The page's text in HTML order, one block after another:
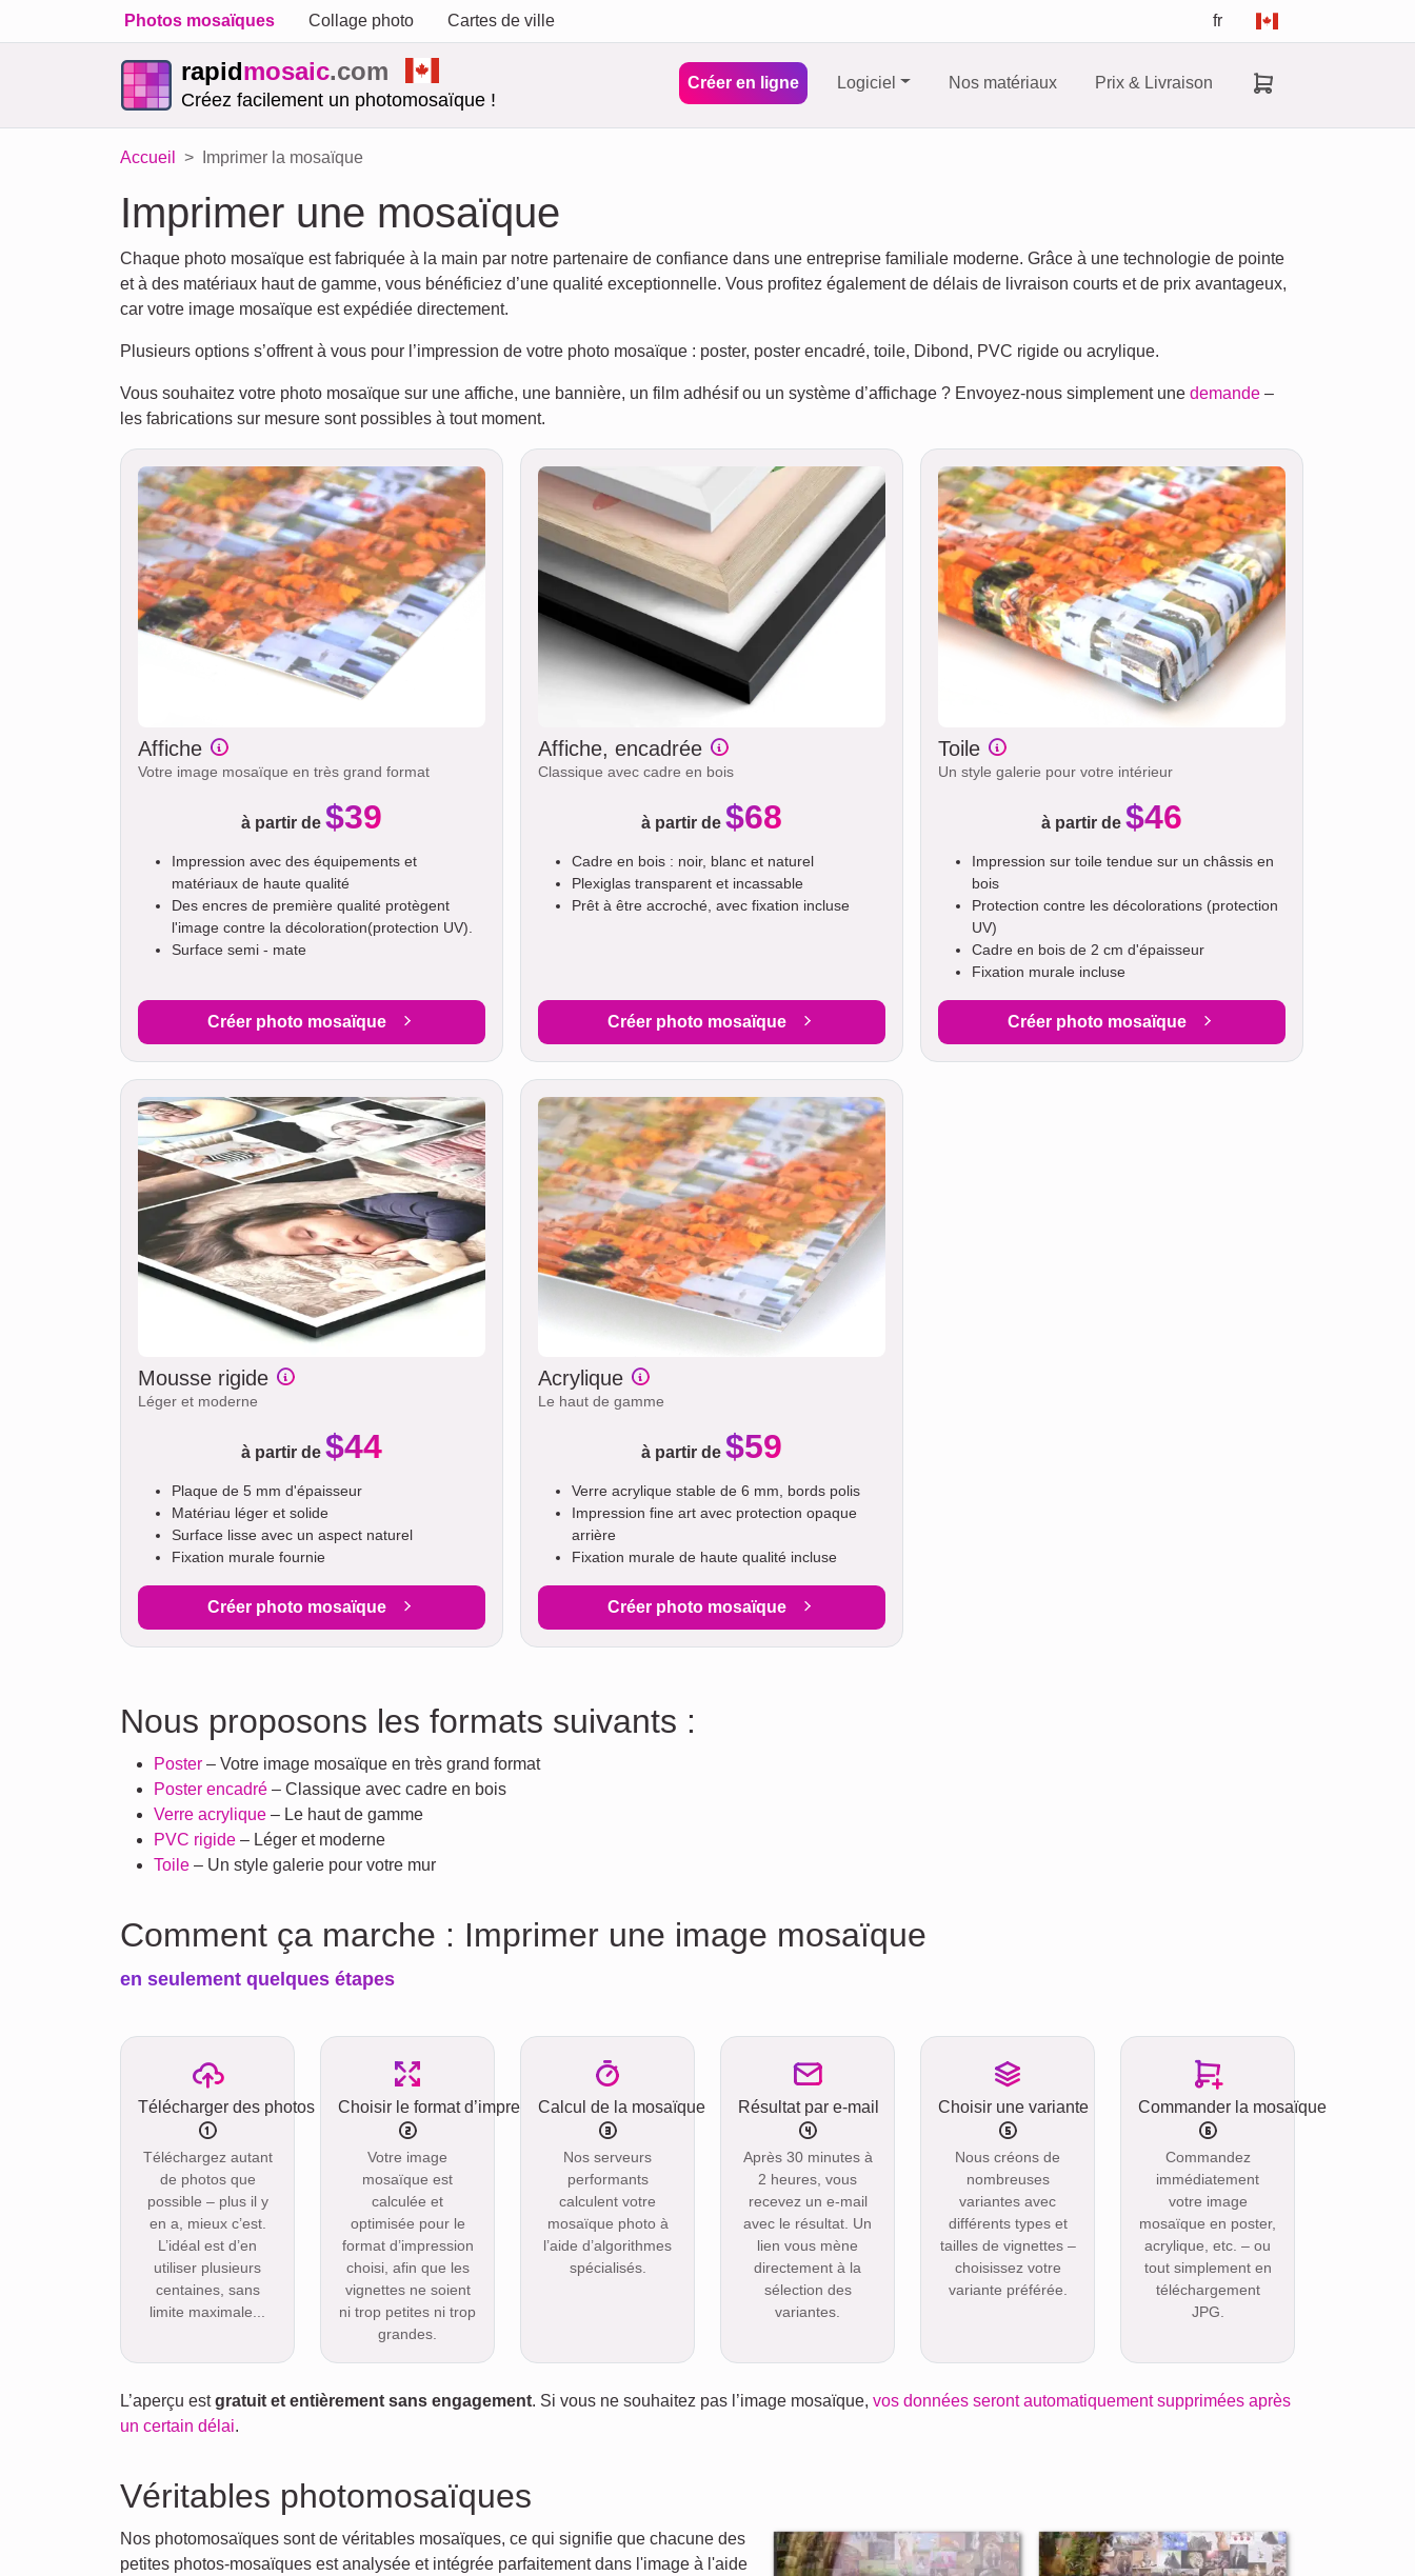
Photos mosaïques Collage photo Cartes de ville fr
rapidmosaic.com
Créez facilement un photomosaïque !
Créer en ligne Logiciel Nos matériaux Prix & Livraison
Accueil Imprimer la mosaïque
Imprimer une mosaïque
Chaque photo mosaïque est fabriquée à la main par notre partenaire de confiance dans une entreprise familiale moderne. Grâce à une technologie de pointe
et à des matériaux haut de gamme, vous bénéficiez d’une qualité exceptionnelle. Vous profitez également de délais de livraison courts et de prix avantageux,
car votre image mosaïque est expédiée directement.
Plusieurs options s’offrent à vous pour l’impression de votre photo mosaïque : poster, poster encadré, toile, Dibond, PVC rigide ou acrylique.
Vous souhaitez votre photo mosaïque sur une affiche, une bannière, un film adhésif ou un système d’affichage ? Envoyez-nous simplement une demande –
les fabrications sur mesure sont possibles à tout moment.
Affiche
Votre image mosaïque en très grand format
à partir de $39
Impression avec des équipements et
matériaux de haute qualité
Des encres de première qualité protègent
l'image contre la décoloration(protection UV).
Surface semi - mate
Créer photo mosaïque
Affiche, encadrée
Classique avec cadre en bois
à partir de $68
Cadre en bois : noir, blanc et naturel
Plexiglas transparent et incassable
Prêt à être accroché, avec fixation incluse
Créer photo mosaïque
Toile
Un style galerie pour votre intérieur
à partir de $46
Impression sur toile tendue sur un châssis en
bois
Protection contre les décolorations (protection
UV)
Cadre en bois de 2 cm d'épaisseur
Fixation murale incluse
Créer photo mosaïque
Mousse rigide
Léger et moderne
à partir de $44
Plaque de 5 mm d'épaisseur
Matériau léger et solide
Surface lisse avec un aspect naturel
Fixation murale fournie
Créer photo mosaïque
Acrylique
Le haut de gamme
à partir de $59
Verre acrylique stable de 6 mm, bords polis
Impression fine art avec protection opaque
arrière
Fixation murale de haute qualité incluse
Créer photo mosaïque
Nous proposons les formats suivants :
Poster – Votre image mosaïque en très grand format
Poster encadré – Classique avec cadre en bois
Verre acrylique – Le haut de gamme
PVC rigide – Léger et moderne
Toile – Un style galerie pour votre mur
Comment ça marche : Imprimer une image mosaïque
en seulement quelques étapes
Télécharger des photos
Téléchargez autant
de photos que
possible – plus il y
en a, mieux c’est.
L’idéal est d’en
utiliser plusieurs
centaines, sans
limite maximale...
Choisir le format d’impression
Votre image
mosaïque est
calculée et
optimisée pour le
format d’impression
choisi, afin que les
vignettes ne soient
ni trop petites ni trop
grandes.
Calcul de la mosaïque
Nos serveurs
performants
calculent votre
mosaïque photo à
l’aide d’algorithmes
spécialisés.
Résultat par e-mail
Après 30 minutes à
2 heures, vous
recevez un e-mail
avec le résultat. Un
lien vous mène
directement à la
sélection des
variantes.
Choisir une variante
Nous créons de
nombreuses
variantes avec
différents types et
tailles de vignettes –
choisissez votre
variante préférée.
Commander la mosaïque
Commandez
immédiatement
votre image
mosaïque en poster,
acrylique, etc. – ou
tout simplement en
téléchargement
JPG.
L’aperçu estgratuit et entièrement sans engagement. Si vous ne souhaitez pas l’image mosaïque, vos données seront automatiquement supprimées après
un certain délai.
Véritables photomosaïques
Nos photomosaïques sont de véritables mosaïques, ce qui signifie que chacune des
petites photos-mosaïques est analysée et intégrée parfaitement dans l'image à l'aide